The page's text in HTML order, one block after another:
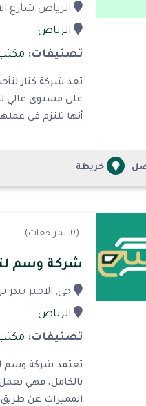
الرياض-شارع
الرياض
تصنيفات:
تعد شركة كناز
على مستوى عالي
أنها تلتزم في
خريطة
(0 المراجعات)
شركة وسم
حي, الامير بندر
الرياض
تصنيفات:
تعتمد شركة وسم
بالكامل، فهي
المميزات عن طريق